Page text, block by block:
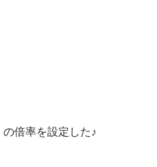
倍率を設定した♪